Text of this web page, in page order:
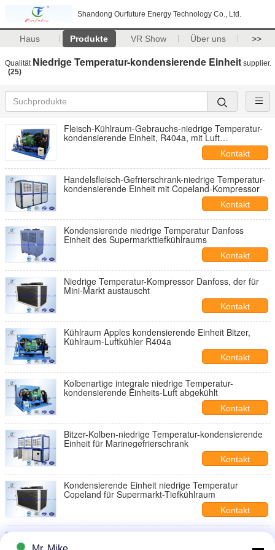
Shandong Ourfuture Energy Technology Co., Ltd.
Haus Produkte VR Show Über uns >>
Qualität Niedrige Temperatur-kondensierende Einheit supplier.
(25)
Fleisch-Kühlraum-Gebrauchs-niedrige Temperatur-
kondensierende Einheit, R404a, mit Luft
abgekühltem Kondensator, Digital-Thermostat
Kontakt
Handelsfleisch-Gefrierschrank-niedrige Temperatur-
kondensierende Einheit mit Copeland-Kompressor
Kontakt
Kondensierende niedrige Temperatur Danfoss
Einheit des Supermarkttiefkühlraums
Kontakt
Niedrige Temperatur-Kompressor Danfoss, der für
Mini-Markt austauscht
Kontakt
Kühlraum Apples kondensierende Einheit Bitzer,
Kühlraum-Luftkühler R404a
Kontakt
Kolbenartige integrale niedrige Temperatur-
kondensierende Einheits-Luft abgekühlt
Kontakt
Bitzer-Kolben-niedrige Temperatur-kondensierende
Einheit für Marinegefrierschrank
Kontakt
Kondensierende Einheit niedrige Temperatur
Copeland für Supermarkt-Tiefkühlraum
Kontakt
Handelskolben-niedrige Temperatur-kondensierende
Einheit Danfoss